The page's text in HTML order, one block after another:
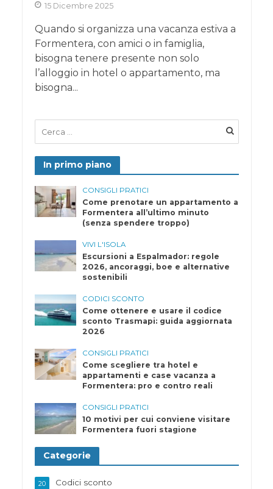
15 Dicembre 2025
Quando si organizza una vacanza estiva a
Formentera, con amici o in famiglia,
bisogna tenere presente non solo
l’alloggio in hotel o appartamento, ma
bisogna...
In primo piano
CONSIGLI PRATICI
Come prenotare un appartamento a
Formentera all’ultimo minuto
(senza spendere troppo)
VIVI L'ISOLA
Escursioni a Espalmador: regole
2026, ancoraggi, boe e alternative
sostenibili
CODICI SCONTO
Come ottenere e usare il codice
sconto Trasmapi: guida aggiornata
2026
CONSIGLI PRATICI
Come scegliere tra hotel e
appartamenti e case vacanza a
Formentera: pro e contro reali
CONSIGLI PRATICI
10 motivi per cui conviene visitare
Formentera fuori stagione
Categorie
Codici sconto
20